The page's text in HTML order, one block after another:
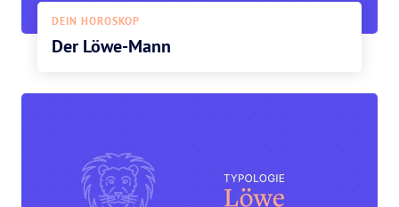
DEIN HOROSKOP
Der Löwe-Mann